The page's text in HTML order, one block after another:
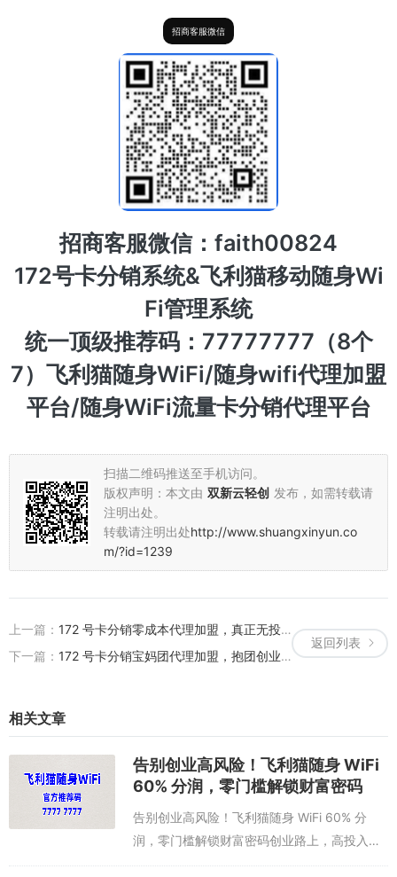
招商客服微信
招商客服微信：faith00824
172号卡分销系统&飞利猫移动随身Wi
Fi管理系统
统一顶级推荐码：77777777（8个
7）飞利猫随身WiFi/随身wifi代理加盟
平台/随身WiFi流量卡分销代理平台
扫描二维码推送至手机访问。
版权声明：本文由 双新云轻创 发布，如需转载请
注明出处。
转载请注明出处http://www.shuangxinyun.co
m/?id=1239
返回列表
上一篇： 172 号卡分销零成本代理加盟，真正无投入开启创业之路
下一篇： 172 号卡分销宝妈团代理加盟，抱团创业实现带娃赚钱两不误
相关文章
告别创业高风险！飞利猫随身 WiFi
60% 分润，零门槛解锁财富密码
告别创业高风险！飞利猫随身 WiFi 60% 分
润，零门槛解锁财富密码创业路上，高投入、
高风险、低回报是无数人的痛点。而飞利猫随